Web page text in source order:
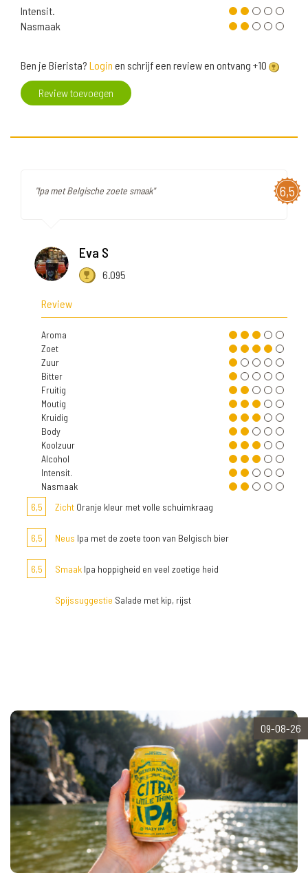
Intensit.
Nasmaak
Ben je Bierista? Login en schrijf een review en ontvang +10
Review toevoegen
6,5
"Ipa met Belgische zoete smaak"
Eva S
6.095
Review
Aroma
Zoet
Zuur
Bitter
Fruitig
Moutig
Kruidig
Body
Koolzuur
Alcohol
Intensit.
Nasmaak
6,5
Zicht Oranje kleur met volle schuimkraag
6,5 Neus Ipa met de zoete toon van Belgisch bier
6,5 Smaak Ipa hoppigheid en veel zoetige heid
Spijssuggestie Salade met kip, rijst
09-08-26